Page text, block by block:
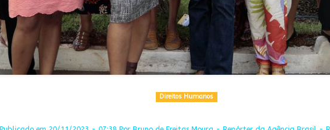
Direitos Humanos